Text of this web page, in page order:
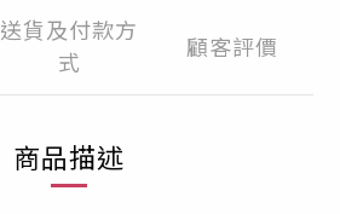
送貨及付款方
式
顧客評價
商品描述